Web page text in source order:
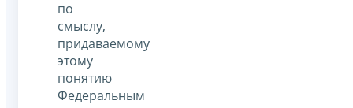
по
смыслу,
придаваемому
этому
понятию
Федеральным